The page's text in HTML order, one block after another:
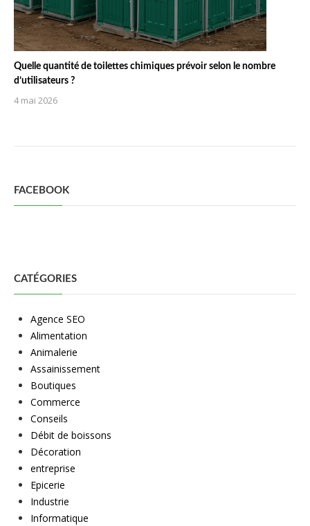
Quelle quantité de toilettes chimiques prévoir selon le nombre
d’utilisateurs ?
4 mai 2026
FACEBOOK
CATÉGORIES
Agence SEO
Alimentation
Animalerie
Assainissement
Boutiques
Commerce
Conseils
Débit de boissons
Décoration
entreprise
Epicerie
Industrie
Informatique